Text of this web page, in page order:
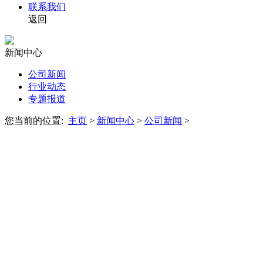
联系我们
返回
新闻中心
公司新闻
行业动态
专题报道
您当前的位置: 主页 > 新闻中心 > 公司新闻 >